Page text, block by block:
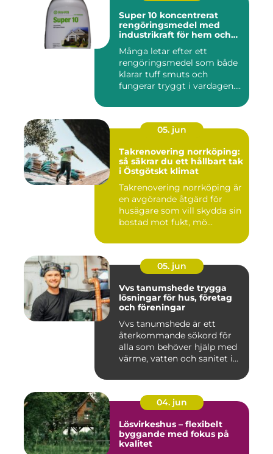
Super 10 koncentrerat
rengöringsmedel med
industrikraft för hem och
Många letar efter ett
rengöringsmedel som både
klarar tuff smuts och
fungerar tryggt i vardagen.
05. jun
Takrenovering norrköping:
så säkrar du ett hållbart tak
i Östgötskt klimat
Takrenovering norrköping är
en avgörande åtgärd för
husägare som vill skydda sin
bostad mot fukt, mö...
05. jun
Vvs tanumshede trygga
lösningar för hus, företag
och föreningar
Vvs tanumshede är ett
återkommande sökord för
alla som behöver hjälp med
värme, vatten och sanitet i...
04. jun
Lösvirkeshus – flexibelt
byggande med fokus på
kvalitet